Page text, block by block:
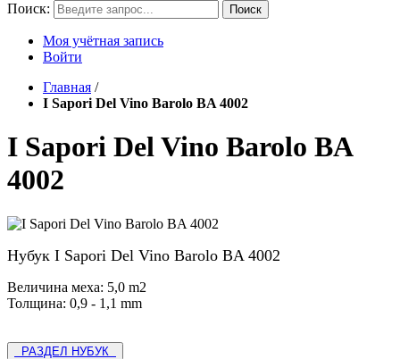
Поиск: Поиск
Моя учётная запись
Войти
Главная /
I Sapori Del Vino Barolo BA 4002
I Sapori Del Vino Barolo BA
4002
Нубук I Sapori Del Vino Barolo BA 4002
Величина меха: 5,0 m2
Толщина: 0,9 - 1,1 mm
РАЗДЕЛ НУБУК